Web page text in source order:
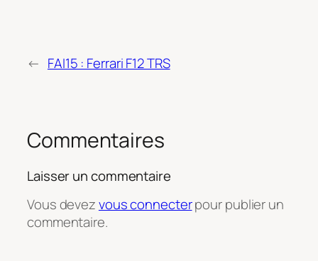
← FAI15 : Ferrari F12 TRS
Commentaires
Laisser un commentaire
Vous devezvous connecterpour publier un
commentaire.